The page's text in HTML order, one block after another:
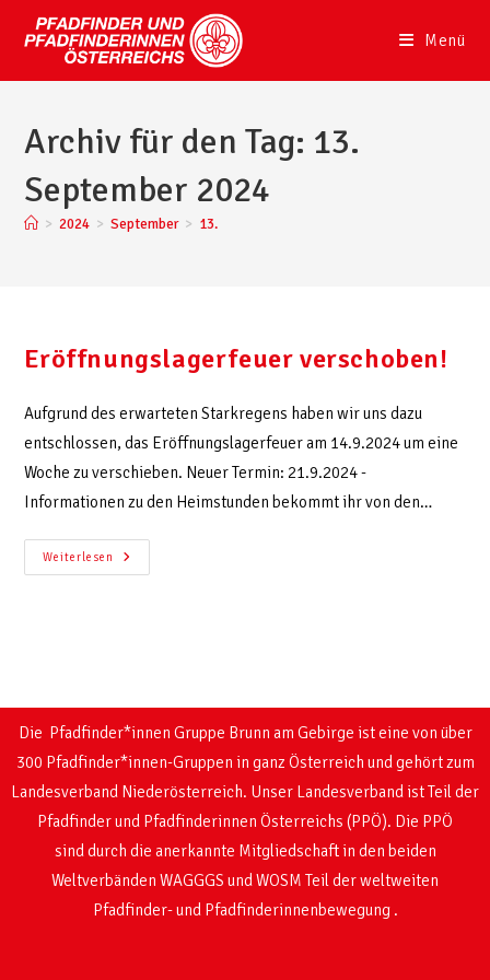
Menü
Archiv für den Tag: 13.
September 2024
> 2024 > September > 13.
Eröffnungslagerfeuer verschoben!
Aufgrund des erwarteten Starkregens haben wir uns dazu
entschlossen, das Eröffnungslagerfeuer am 14.9.2024 um eine
Woche zu verschieben. Neuer Termin: 21.9.2024 -
Informationen zu den Heimstunden bekommt ihr von den…
Weiterlesen
Die Pfadfinder*innen Gruppe Brunn am Gebirge ist eine von über
300 Pfadfinder*innen-Gruppen in ganz Österreich und gehört zum
Landesverband Niederösterreich. Unser Landesverband ist Teil der
Pfadfinder und Pfadfinderinnen Österreichs (PPÖ). Die PPÖ
sinddurch die anerkannte Mitgliedschaft in den beiden
Weltverbänden WAGGGS und WOSM Teil der weltweiten
Pfadfinder- und Pfadfinderinnenbewegung .